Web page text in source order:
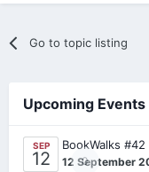
Go to topic listing
Upcoming Events
SEP
12 0
BookWalks #42
12 September